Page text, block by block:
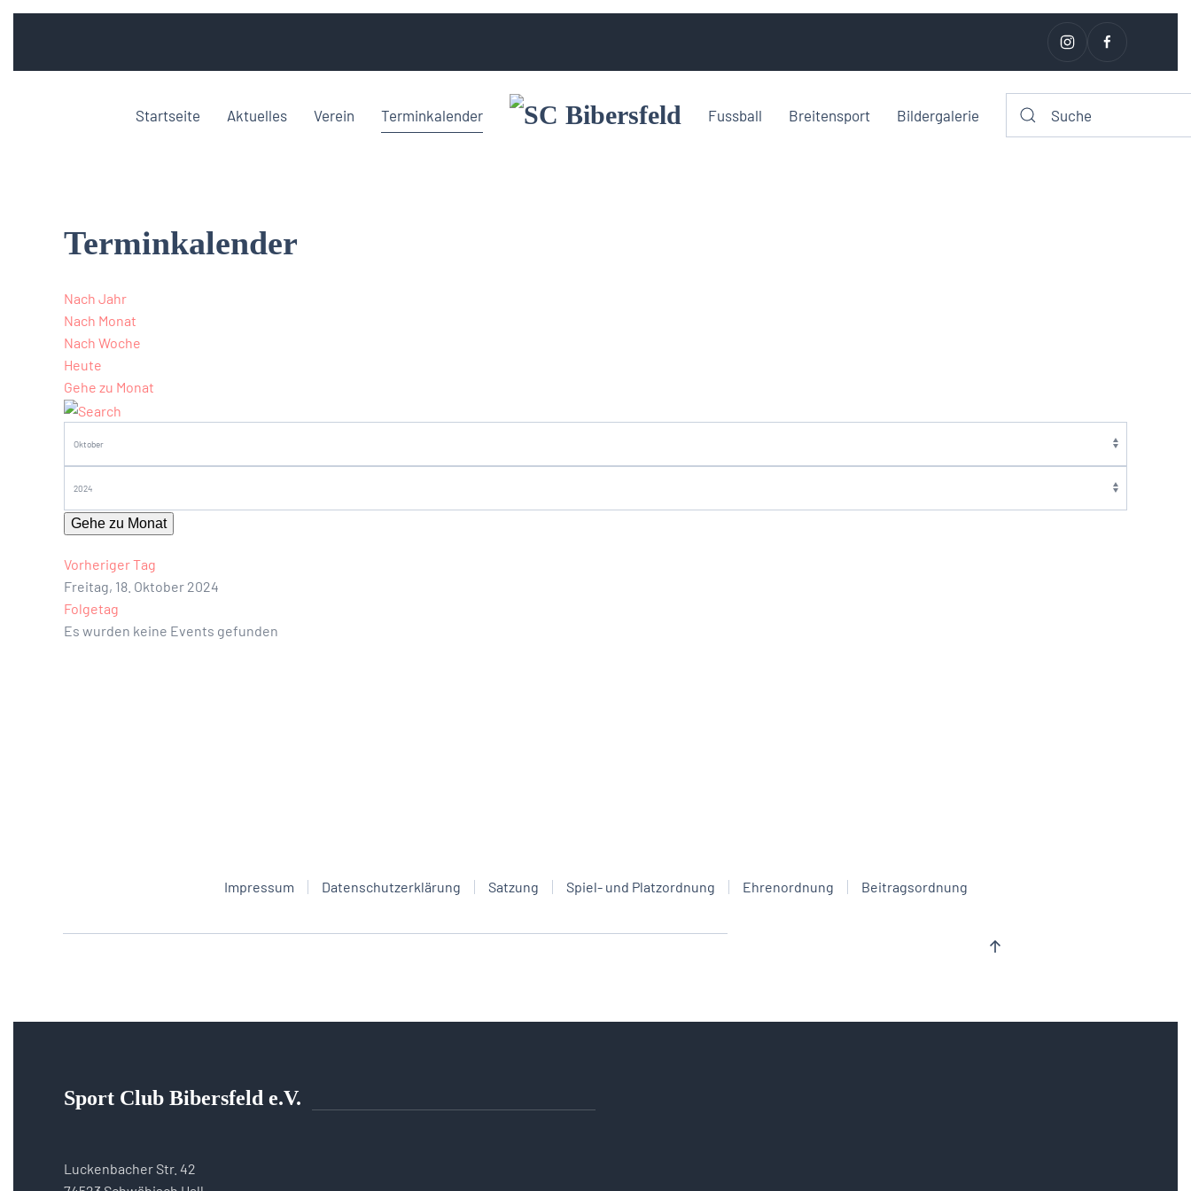
Startseite Aktuelles Verein Terminkalender Fussball Breitensport Bildergalerie
Terminkalender
Nach Jahr
Nach Monat
Nach Woche
Heute
Gehe zu Monat
Gehe zu Monat
Vorheriger Tag
Freitag, 18. Oktober 2024
Folgetag
Es wurden keine Events gefunden
Impressum Datenschutzerklärung Satzung Spiel- und Platzordnung Ehrenordnung Beitragsordnung
Sport Club Bibersfeld e.V.
Luckenbacher Str. 42